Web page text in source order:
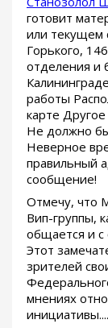
готовит
или текущем
Горького,
отделения и
работы
карте
Не должно
Неверное
правильный
сообщение!
Отмечу, что
Вип-группы,
общается и с
Этот
зрителей
мнениях
инициативы....